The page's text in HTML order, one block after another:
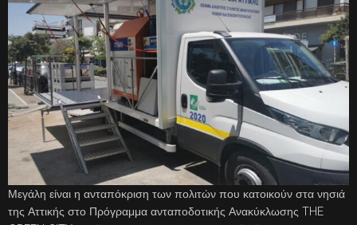
Μεγάλη είναι η ανταπόκριση των πολιτών που κατοικούν στα νησιά
της Αττικής στο Πρόγραμμα ανταποδοτικής Ανακύκλωσης THE